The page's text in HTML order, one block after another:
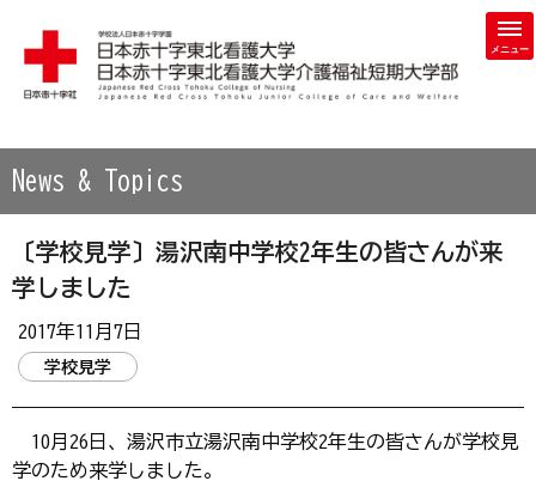
学校法人 日本赤十字学園 日本赤十字東北看護大学・日本赤
News & Topics
〔学校見学〕湯沢南中学校2年生の皆さんが来
学しました
2017年11月7日
学校見学
10月26日、湯沢市立湯沢南中学校2年生の皆さんが学校見
学のため来学しました。